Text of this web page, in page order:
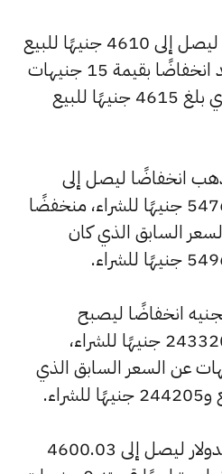
كما انخفض سعر عيار 14 ليصل إلى 4610 جنيهًا للبيع
و4565 جنيهًا للشراء، بعد انخفاضًا بقيمة 15 جنيهات
مقارنة بالسعر السابق الذي بلغ 4615 جنيهًا للبيع
انخفاضًا ليصل إلى
55320 جنيهًا للبيع و54760 جنيهًا للشراء، منخفضًا
عن السعر السابق الذي كان
انخفاضًا ليصبح
245805 جنيهًا للبيع و243320 جنيهًا للشراء،
قدره 885 جنيهات عن السعر السابق الذي
وانخفض سعر الأونصة بالدولار ليصل إلى 4600.03